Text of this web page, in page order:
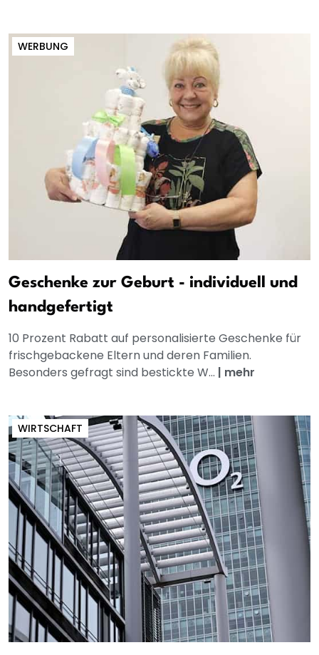
WERBUNG
Geschenke zur Geburt - individuell und
handgefertigt
10 Prozent Rabatt auf personalisierte Geschenke für
frischgebackene Eltern und deren Familien.
Besonders gefragt sind bestickte W... | mehr
WIRTSCHAFT